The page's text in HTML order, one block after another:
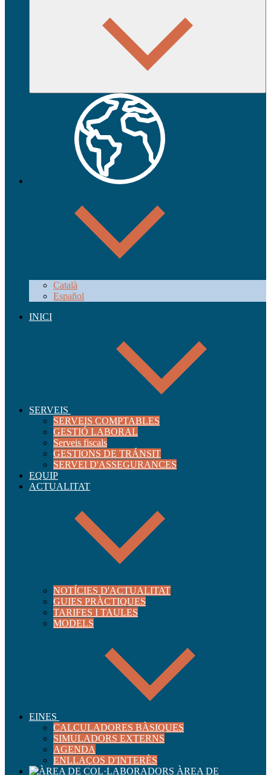
Català
Español
INICI
SERVEIS
SERVEIS COMPTABLES
GESTIÓ LABORAL
Serveis fiscals
GESTIONS DE TRÁNSIT
SERVEI D'ASSEGURANCES
EQUIP
ACTUALITAT
NOTÍCIES D'ACTUALITAT
GUIES PRÀCTIQUES
TARIFES I TAULES
MODELS
EINES
CALCULADORES BÀSIQUES
SIMULADORS EXTERNS
AGENDA
ENLLAÇOS D'INTERÈS
ÀREA DE